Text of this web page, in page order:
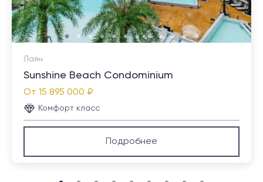
частных лиц, ищущих долгосрочное и
инвестиционно-ориентированное жилье.
Лаян
Sunshine Beach Condominium
От 15 895 000 ₽
Комфорт класс
Подробнее